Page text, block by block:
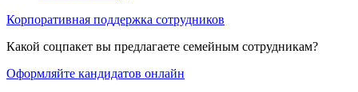
Корпоративная поддержка сотрудников
Какой соцпакет вы предлагаете семейным сотрудникам?
Оформляйте кандидатов онлайн